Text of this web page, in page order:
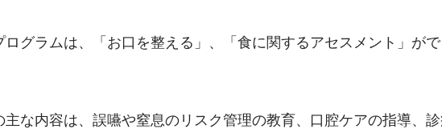
グラムは、「お口を整える」、「食に関するアセスメント」が
な内容は、誤嚥や窒息のリスク管理の教育、口腔ケアの指導、診